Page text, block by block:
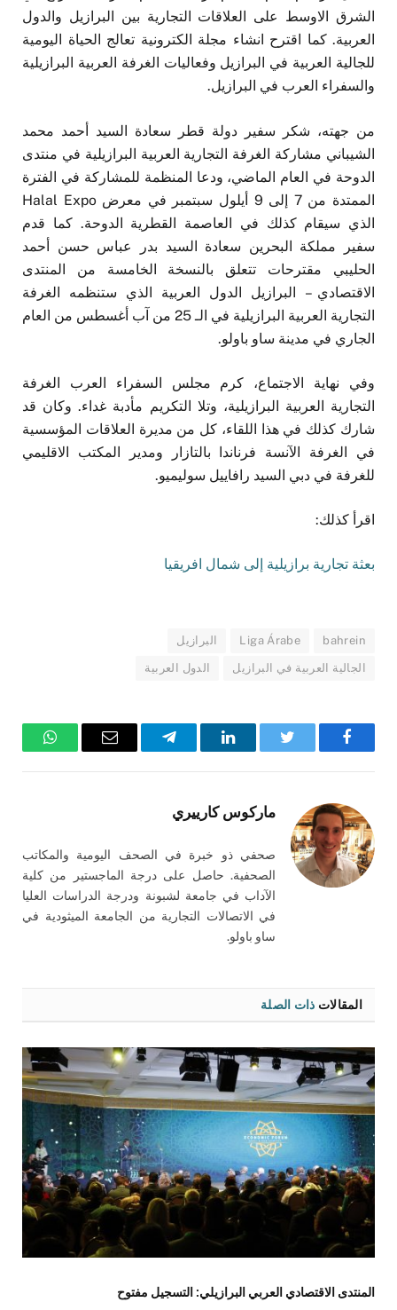
الشرق الاوسط على العلاقات التجارية بين البرازيل والدول
العربية. كما اقترح انشاء مجلة الكترونية تعالج الحياة اليومية
للجالية العربية في البرازيل وفعاليات الغرفة العربية البرازيلية
والسفراء العرب في البرازيل.
من جهته، شكر سفير دولة قطر سعادة السيد أحمد محمد
الشيباني مشاركة الغرفة التجارية العربية البرازيلية في منتدى
الدوحة في العام الماضي، ودعا المنظمة للمشاركة في الفترة
الممتدة من 7 إلى 9 أيلول سبتمبر في معرض Halal Expo
الذي سيقام كذلك في العاصمة القطرية الدوحة. كما قدم
سفير مملكة البحرين سعادة السيد بدر عباس حسن أحمد
الحليبي مقترحات تتعلق بالنسخة الخامسة من المنتدى
الاقتصادي – البرازيل الدول العربية الذي ستنظمه الغرفة
التجارية العربية البرازيلية في الـ 25 من آب أغسطس من العام
الجاري في مدينة ساو باولو.
وفي نهاية الاجتماع، كرم مجلس السفراء العرب الغرفة
التجارية العربية البرازيلية، وتلا التكريم مأدبة غداء. وكان قد
شارك كذلك في هذا اللقاء، كل من مديرة العلاقات المؤسسية
في الغرفة الآنسة فرناندا بالتازار ومدير المكتب الاقليمي
للغرفة في دبي السيد رافاييل سوليميو.
اقرأ كذلك:
بعثة تجارية برازيلية إلى شمال افريقيا
bahrein
Liga Árabe البرازيل
الجالية العربية في البرازيل الدول العربية
فيسبوك تويتر لينكدإن تيلقرام
البريد
واتساب
ماركوس كارييري
صحفي ذو خبرة في الصحف اليومية والمكاتب
الصحفية. حاصل على درجة الماجستير من كلية
الآداب في جامعة لشبونة ودرجة الدراسات العليا
في الاتصالات التجارية من الجامعة الميثودية في
ساو باولو.
المقالات ذات الصلة
المنتدى الاقتصادي العربي البرازيلي: التسجيل مفتوح